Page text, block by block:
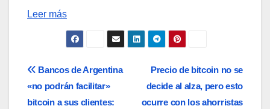
Leer más
Navegación
de
Precio de bitcoin no se
decide al alza, pero esto
ocurre con los ahorristas
Bancos de Argentina
«no podrán facilitar»
bitcoin a sus clientes: